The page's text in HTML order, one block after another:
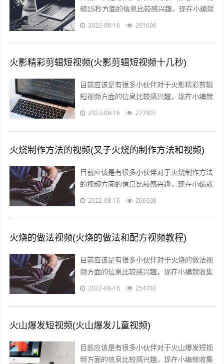
频15秒方面的信息比较感兴趣，现在小编就
收集了一些与火影忍者短视频15秒下载相关
2022-08-16 291606
火影精彩剪辑短视频(火影剪辑短视频十几秒)
目前应该是有很多小伙伴对于火影精彩剪辑
短视频方面的信息比较感兴趣，现在小编就
收集了一些与火影剪辑短视频十几秒相关的
2022-08-16 277907
火烧制作方法的视频(叉子火烧的制作方法和视频)
目前应该是有很多小伙伴对于火烧制作方法
的视频方面的信息比较感兴趣，现在小编就
收集了一些与叉子火烧的制作方法和视频相
2022-08-16 266698
火烧的做法视频(火烧的做法和配方视频教程)
目前应该是有很多小伙伴对于火烧的做法视
频方面的信息比较感兴趣，现在小编就收集
了一些与火烧的做法和配方视频教程相关的
2022-08-16 254740
火山爆发短视频(火山爆发儿童视频)
目前应该是有很多小伙伴对于火山爆发短视
频方面的信息比较感兴趣，现在小编就收集